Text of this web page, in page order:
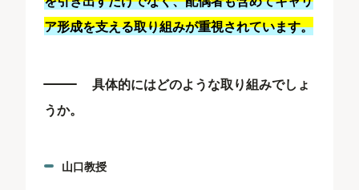
ア形成を支える取り組みが重視されています。
具体的にはどのような取り組みでしょ
うか。
山口教授